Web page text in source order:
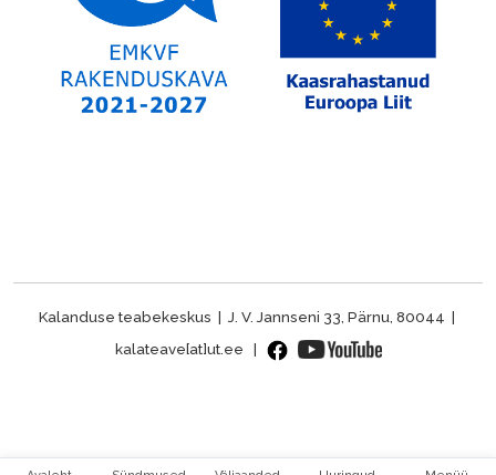
Kalanduse teabekeskus | J. V. Jannseni 33, Pärnu, 80044 |
kalateave[at]ut.ee |